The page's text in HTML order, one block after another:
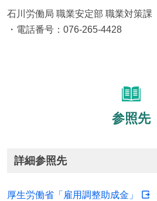
石川労働局 職業安定部 職業対策課
・電話番号：076-265-4428
参照先
詳細参照先
厚生労働省「雇用調整助成金」